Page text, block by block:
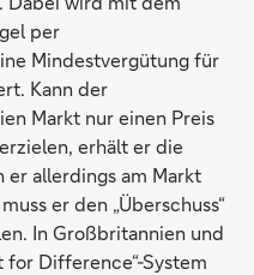
per
Mindestvergütung für
Kann der
Markt nur einen Preis
erhält er die
er allerdings am Markt
er den „Überschuss“
In Großbritannien und
for Difference“-System